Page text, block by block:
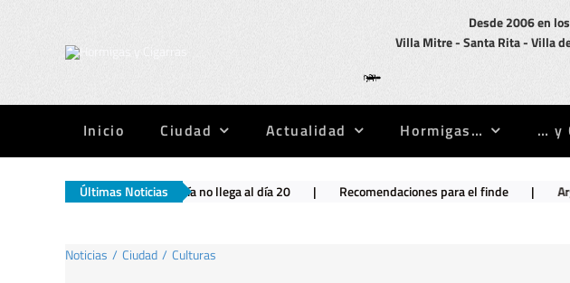
Desde 2006 en
Villa Mitre -­ Santa Rita -­ Villa
Inicio Ciudad Actualidad Hormigas… … y
Últimas Noticias
– La mayoría no llega al día 20 | Recomendaciones para el finde | Argentinos Juniors
Noticias Ciudad Culturas